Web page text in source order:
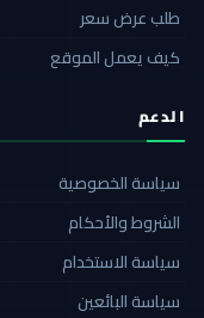
طلب عرض سعر
كيف يعمل الموقع
الدعم
سياسة الخصوصية
الشروط والأحكام
سياسة الاستخدام
سياسة البائعين